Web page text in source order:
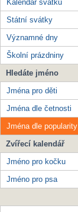
Kalendář svátků
Státní svátky
Významné dny
Školní prázdniny
Hledáte jméno
Jména pro děti
Jména dle četnosti
Jména dle popularity
Zvířecí kalendář
Jméno pro kočku
Jméno pro psa